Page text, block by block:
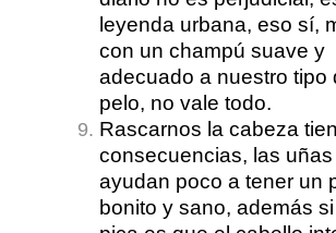
leyenda urbana, eso sí,
con un champú suave y
adecuado a nuestro tipo
pelo, no vale todo.
Rascarnos la cabeza
consecuencias, las uñas
ayudan poco a tener un
bonito y sano, además